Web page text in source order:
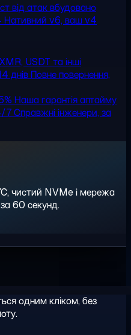
від атак вбудовано
Нативний v6, ваш v4
USDT та інші
днів Повне повернення,
Наша гарантія аптайму
7Справжні інженери, за
чистий NVMe і мережа
60 секунд.
одним кліком, без